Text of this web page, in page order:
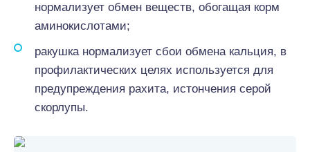
нормализует обмен веществ, обогащая корм
аминокислотами;
ракушка нормализует сбои обмена кальция, в
профилактических целях используется для
предупреждения рахита, истончения серой
скорлупы.